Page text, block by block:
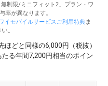
制限/ミニフィット2」プラン・ワ
率が異なります。
イモバイルサービスご利用特典ま
。
どと同様の6,000円（税抜）
る年間7,200円相当のポイン